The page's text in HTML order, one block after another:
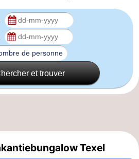
et trouver
Texel